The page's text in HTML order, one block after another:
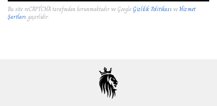
Bu site reCAPTCHA tarafından korunmaktadır ve Google Gizlilik Politikası veHizmet
Şartları geçerlidir.